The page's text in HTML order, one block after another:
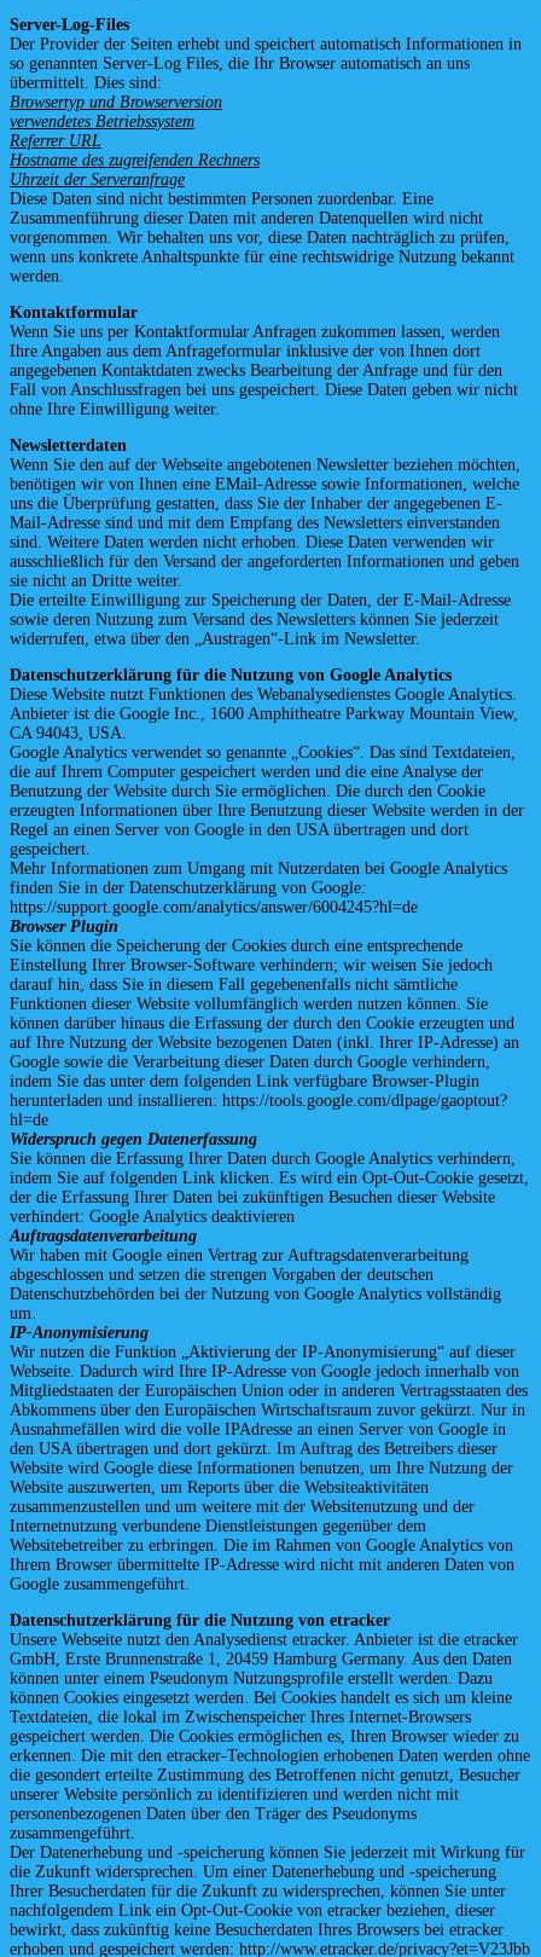
Server-Log-Files
Der Provider der Seiten erhebt und speichert automatisch Informationen in
so genannten Server-Log Files, die Ihr Browser automatisch an uns
übermittelt. Dies sind:
Browsertyp und Browserversion
verwendetes Betriebssystem
Referrer URL
Hostname des zugreifenden Rechners
Uhrzeit der Serveranfrage
Diese Daten sind nicht bestimmten Personen zuordenbar. Eine
Zusammenführung dieser Daten mit anderen Datenquellen wird nicht
vorgenommen. Wir behalten uns vor, diese Daten nachträglich zu prüfen,
wenn uns konkrete Anhaltspunkte für eine rechtswidrige Nutzung bekannt
werden.
Kontaktformular
Wenn Sie uns per Kontaktformular Anfragen zukommen lassen, werden
Ihre Angaben aus dem Anfrageformular inklusive der von Ihnen dort
angegebenen Kontaktdaten zwecks Bearbeitung der Anfrage und für den
Fall von Anschlussfragen bei uns gespeichert. Diese Daten geben wir nicht
ohne Ihre Einwilligung weiter.
Newsletterdaten
Wenn Sie den auf der Webseite angebotenen Newsletter beziehen möchten,
benötigen wir von Ihnen eine EMail-Adresse sowie Informationen, welche
uns die Überprüfung gestatten, dass Sie der Inhaber der angegebenen E-
Mail-Adresse sind und mit dem Empfang des Newsletters einverstanden
sind. Weitere Daten werden nicht erhoben. Diese Daten verwenden wir
ausschließlich für den Versand der angeforderten Informationen und geben
sie nicht an Dritte weiter.
Die erteilte Einwilligung zur Speicherung der Daten, der E-Mail-Adresse
sowie deren Nutzung zum Versand des Newsletters können Sie jederzeit
widerrufen, etwa über den „Austragen“-Link im Newsletter.
Datenschutzerklärung für die Nutzung von Google Analytics
Diese Website nutzt Funktionen des Webanalysedienstes Google Analytics.
Anbieter ist die Google Inc., 1600 Amphitheatre Parkway Mountain View,
CA 94043, USA.
Google Analytics verwendet so genannte „Cookies“. Das sind Textdateien,
die auf Ihrem Computer gespeichert werden und die eine Analyse der
Benutzung der Website durch Sie ermöglichen. Die durch den Cookie
erzeugten Informationen über Ihre Benutzung dieser Website werden in der
Regel an einen Server von Google in den USA übertragen und dort
gespeichert.
Mehr Informationen zum Umgang mit Nutzerdaten bei Google Analytics
finden Sie in der Datenschutzerklärung von Google:
https://support.google.com/analytics/answer/6004245?hl=de
Browser Plugin
Sie können die Speicherung der Cookies durch eine entsprechende
Einstellung Ihrer Browser-Software verhindern; wir weisen Sie jedoch
darauf hin, dass Sie in diesem Fall gegebenenfalls nicht sämtliche
Funktionen dieser Website vollumfänglich werden nutzen können. Sie
können darüber hinaus die Erfassung der durch den Cookie erzeugten und
auf Ihre Nutzung der Website bezogenen Daten (inkl. Ihrer IP-Adresse) an
Google sowie die Verarbeitung dieser Daten durch Google verhindern,
indem Sie das unter dem folgenden Link verfügbare Browser-Plugin
herunterladen und installieren: https://tools.google.com/dlpage/gaoptout?
hl=de
Widerspruch gegen Datenerfassung
Sie können die Erfassung Ihrer Daten durch Google Analytics verhindern,
indem Sie auf folgenden Link klicken. Es wird ein Opt-Out-Cookie gesetzt,
der die Erfassung Ihrer Daten bei zukünftigen Besuchen dieser Website
verhindert: Google Analytics deaktivieren
Auftragsdatenverarbeitung
Wir haben mit Google einen Vertrag zur Auftragsdatenverarbeitung
abgeschlossen und setzen die strengen Vorgaben der deutschen
Datenschutzbehörden bei der Nutzung von Google Analytics vollständig
um.
IP-Anonymisierung
Wir nutzen die Funktion „Aktivierung der IP-Anonymisierung“ auf dieser
Webseite. Dadurch wird Ihre IP-Adresse von Google jedoch innerhalb von
Mitgliedstaaten der Europäischen Union oder in anderen Vertragsstaaten des
Abkommens über den Europäischen Wirtschaftsraum zuvor gekürzt. Nur in
Ausnahmefällen wird die volle IPAdresse an einen Server von Google in
den USA übertragen und dort gekürzt. Im Auftrag des Betreibers dieser
Website wird Google diese Informationen benutzen, um Ihre Nutzung der
Website auszuwerten, um Reports über die Websiteaktivitäten
zusammenzustellen und um weitere mit der Websitenutzung und der
Internetnutzung verbundene Dienstleistungen gegenüber dem
Websitebetreiber zu erbringen. Die im Rahmen von Google Analytics von
Ihrem Browser übermittelte IP-Adresse wird nicht mit anderen Daten von
Google zusammengeführt.
Datenschutzerklärung für die Nutzung von etracker
Unsere Webseite nutzt den Analysedienst etracker. Anbieter ist die etracker
GmbH, Erste Brunnenstraße 1, 20459 Hamburg Germany. Aus den Daten
können unter einem Pseudonym Nutzungsprofile erstellt werden. Dazu
können Cookies eingesetzt werden. Bei Cookies handelt es sich um kleine
Textdateien, die lokal im Zwischenspeicher Ihres Internet-Browsers
gespeichert werden. Die Cookies ermöglichen es, Ihren Browser wieder zu
erkennen. Die mit den etracker-Technologien erhobenen Daten werden ohne
die gesondert erteilte Zustimmung des Betroffenen nicht genutzt, Besucher
unserer Website persönlich zu identifizieren und werden nicht mit
personenbezogenen Daten über den Träger des Pseudonyms
zusammengeführt.
Der Datenerhebung und -speicherung können Sie jederzeit mit Wirkung für
die Zukunft widersprechen. Um einer Datenerhebung und -speicherung
Ihrer Besucherdaten für die Zukunft zu widersprechen, können Sie unter
nachfolgendem Link ein Opt-Out-Cookie von etracker beziehen, dieser
bewirkt, dass zukünftig keine Besucherdaten Ihres Browsers bei etracker
erhoben und gespeichert werden: http://www.etracker.de/privacy?et=V23Jbb